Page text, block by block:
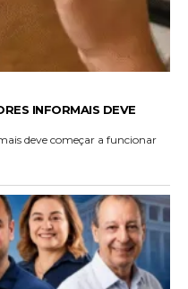
INFORMAIS DEVE
deve começar a funcionar